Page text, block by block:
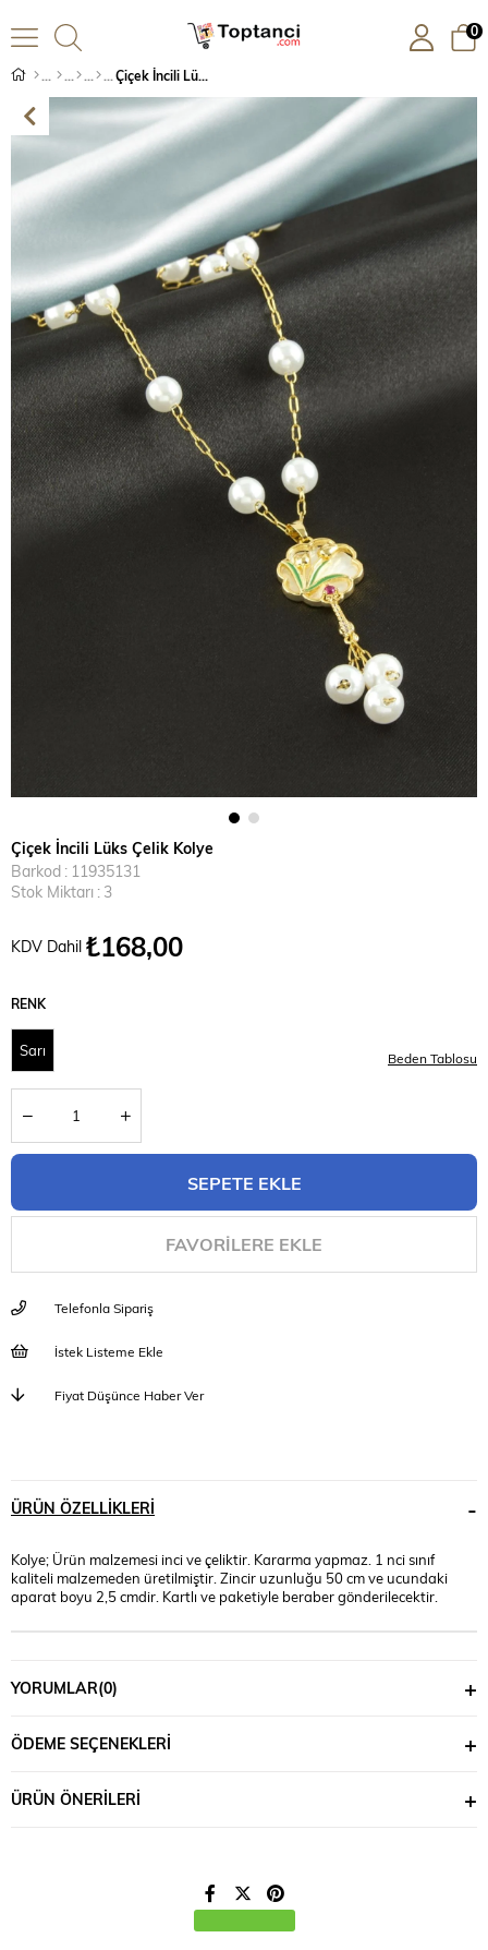
0
Çiçek İncili Lüks Çelik Kolye
Çiçek İncili Lüks Çelik Kolye
Barkod : 11935131
Stok Miktarı : 3
KDV Dahil ₺168,00
RENK
Sarı Beden Tablosu
FAVORILERE EKLE
Telefonla Sipariş
İstek Listeme Ekle
Fiyat Düşünce Haber Ver
ÜRÜN ÖZELLIKLERI
Kolye; Ürün malzemesi inci ve çeliktir. Kararma yapmaz. 1 nci sınıf
kaliteli malzemeden üretilmiştir. Zincir uzunluğu 50 cm ve ucundaki
aparat boyu 2,5 cmdir. Kartlı ve paketiyle beraber gönderilecektir.
YORUMLAR(0)
ÖDEME SEÇENEKLERI
ÜRÜN ÖNERILERI